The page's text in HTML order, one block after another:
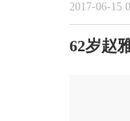
2017-06-15
62岁赵